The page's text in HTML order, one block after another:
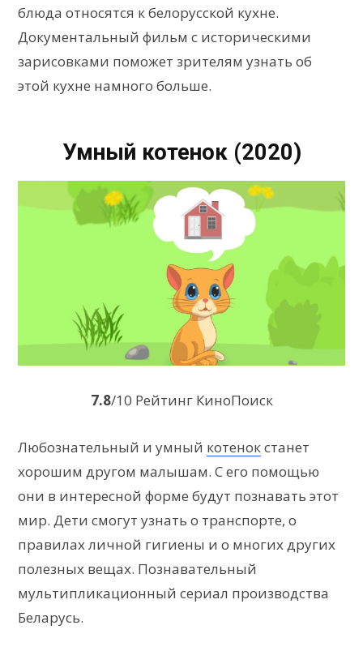
блюда относятся к белорусской кухне.
Документальный фильм с историческими
зарисовками поможет зрителям узнать об
этой кухне намного больше.
Умный котенок (2020)
7.8/10 Рейтинг КиноПоиск
Любознательный и умный котенокстанет
хорошим другом малышам. С его помощью
они в интересной форме будут познавать этот
мир. Дети смогут узнать о транспорте, о
правилах личной гигиены и о многих других
полезных вещах. Познавательный
мультипликационный сериал производства
Беларусь.